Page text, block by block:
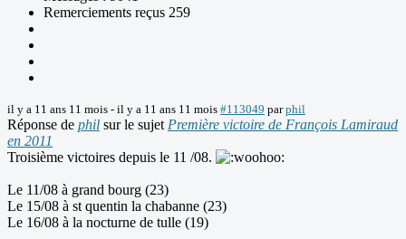
Remerciements reçus 259
il y a 11 ans 11 mois - il y a 11 ans 11 mois #113049 parphil
Réponse de phil sur le sujet Première victoire de François Lamiraud
en 2011
Troisième victoires depuis le 11 /08.
Le 11/08 à grand bourg (23)
Le 15/08 à st quentin la chabanne (23)
Le 16/08 à la nocturne de tulle (19)